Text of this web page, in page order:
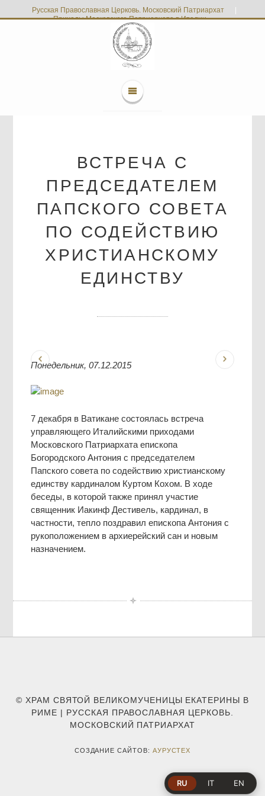
Русская Православная Церковь. Московский Патриархат
Приходы Московского Патриархата в Италии
RU IT EN
ВСТРЕЧА С
ПРЕДСЕДАТЕЛЕМ
ПАПСКОГО СОВЕТА
ПО СОДЕЙСТВИЮ
ХРИСТИАНСКОМУ
ЕДИНСТВУ
Понедельник, 07.12.2015
7 декабря в Ватикане состоялась встреча
управляющего Италийскими приходами
Московского Патриархата епископа
Богородского Антония с председателем
Папского совета по содействию христианскому
единству кардиналом Куртом Кохом. В ходе
беседы, в которой также принял участие
священник Иакинф Дестивель, кардинал, в
частности, тепло поздравил епископа Антония с
рукоположением в архиерейский сан и новым
назначением.
© ХРАМ СВЯТОЙ ВЕЛИКОМУЧЕНИЦЫ ЕКАТЕРИНЫ В
РИМЕ | РУССКАЯ ПРАВОСЛАВНАЯ ЦЕРКОВЬ.
МОСКОВСКИЙ ПАТРИАРХАТ
СОЗДАНИЕ САЙТОВ: АУРУСТЕХ